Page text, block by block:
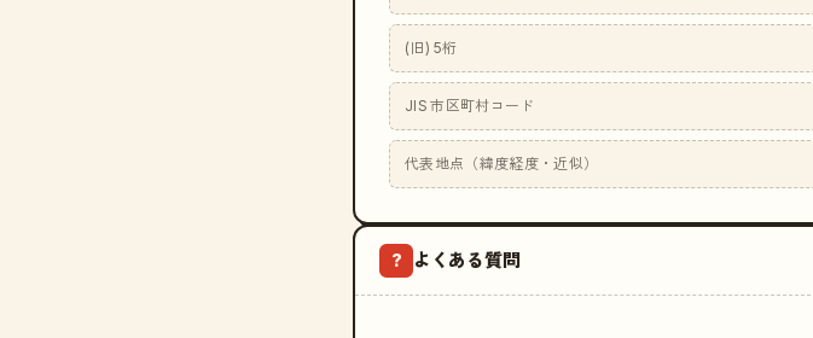
(旧) 5桁
JIS 市区町村コード
代表地点（緯度経度・近似）
? よくある質問